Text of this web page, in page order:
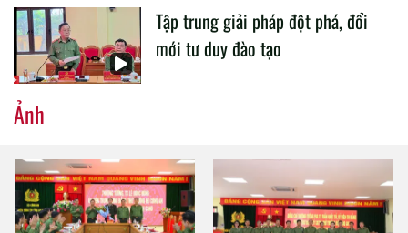
Tập trung giải pháp đột phá, đổi
mới tư duy đào tạo
Ảnh